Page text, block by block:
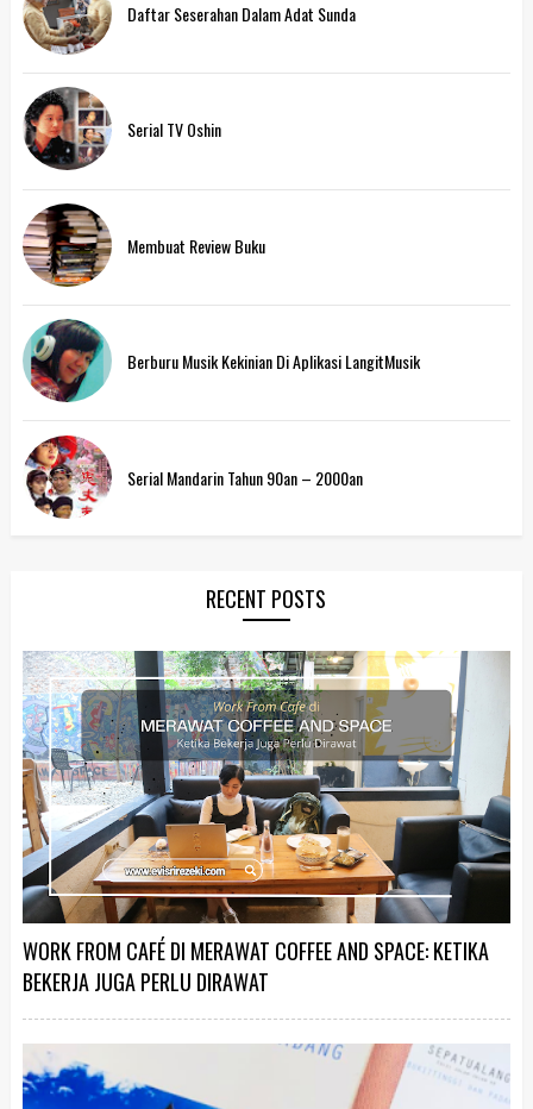
Daftar Seserahan Dalam Adat Sunda
Serial TV Oshin
Membuat Review Buku
Berburu Musik Kekinian Di Aplikasi LangitMusik
Serial Mandarin Tahun 90an – 2000an
RECENT POSTS
WORK FROM CAFÉ DI MERAWAT COFFEE AND SPACE: KETIKA
BEKERJA JUGA PERLU DIRAWAT